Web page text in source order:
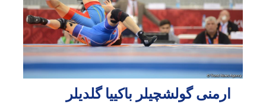
ارمنی گولشچیلر باکییا گلدیلر